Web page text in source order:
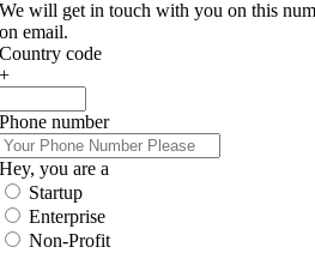
We will get in touch with you on this
on email.
Country code
+
Phone number
Hey, you are a
Startup
Enterprise
Non-Profit